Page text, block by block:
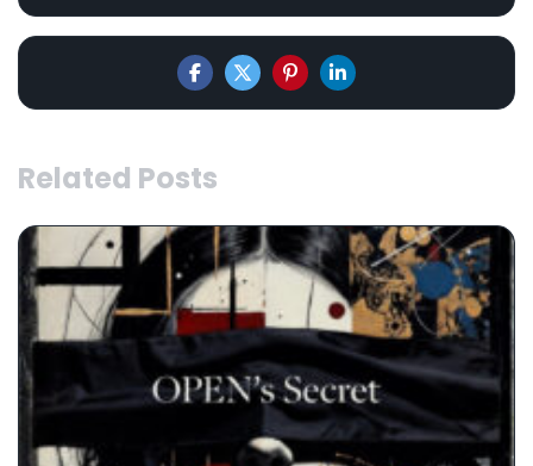
Related Posts